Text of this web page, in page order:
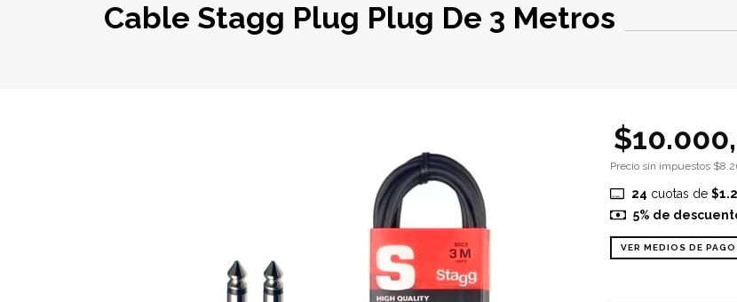
Cable Stagg Plug Plug De 3 Metros
Precio sin impuestos
24 cuotas de
5% de
VER MEDIOS DE PAGO